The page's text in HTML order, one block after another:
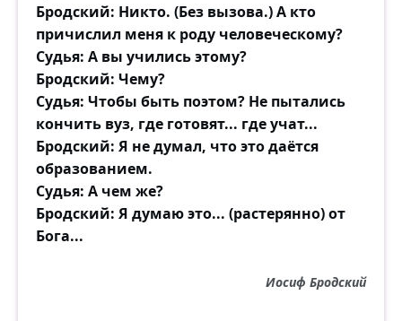
Бродский: Никто. (Без вызова.) А кто
причислил меня к роду человеческому?
Судья: А вы учились этому?
Бродский: Чему?
Судья: Чтобы быть поэтом? Не пытались
кончить вуз, где готовят... где учат...
Бродский: Я не думал, что это даётся
образованием.
Судья: А чем же?
Бродский: Я думаю это... (растерянно) от
Бога...
Иосиф Бродский